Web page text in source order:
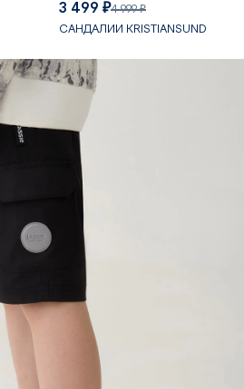
3 499 ₽4 999 ₽
САНДАЛИИ KRISTIANSUND